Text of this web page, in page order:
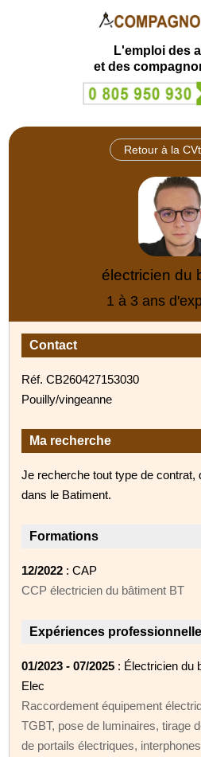
L'emploi des
et des
Retour à la
électricien du
1 à 3 ans
Contact
Réf. CB260427153030
Pouilly/vingeanne
Ma recherche
Je recherche tout type de contrat,
dans le Batiment.
Formations
12/2022 : CAP
CCP électricien du bâtiment BT
Expériences
01/2023 - 07/2025 : Électricien du
Elec
Raccordement équipement
TGBT, pose de luminaires, tirage
de portails électriques,